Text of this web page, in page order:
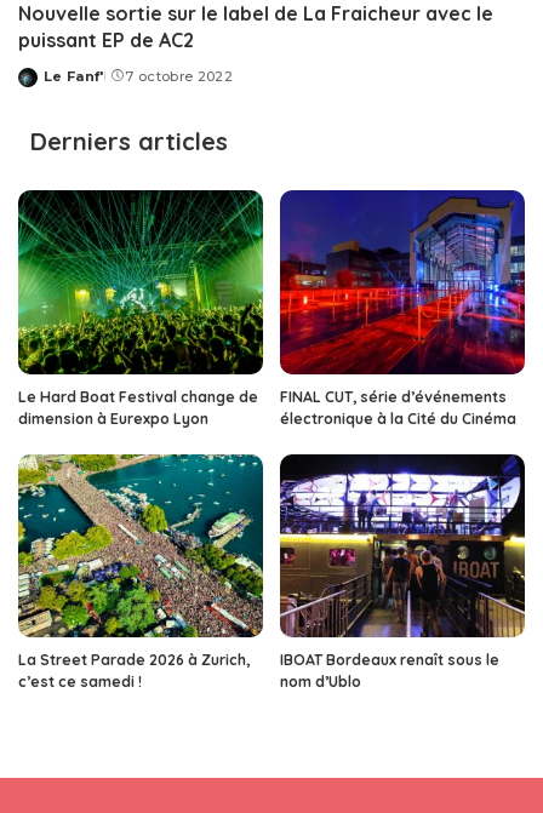
Nouvelle sortie sur le label de La Fraicheur avec le
puissant EP de AC2
Posted
Le Fanf' 7 octobre 2022
Derniers articles
Le Hard Boat Festival change de
dimension à Eurexpo Lyon
FINAL CUT, série d’événements
électronique à la Cité du Cinéma
La Street Parade 2026 à Zurich,
c’est ce samedi !
IBOAT Bordeaux renaît sous le
nom d’Ublo